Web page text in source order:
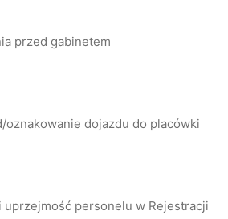
przed gabinetem
oznakowanie dojazdu do placówki
uprzejmość personelu w Rejestracji